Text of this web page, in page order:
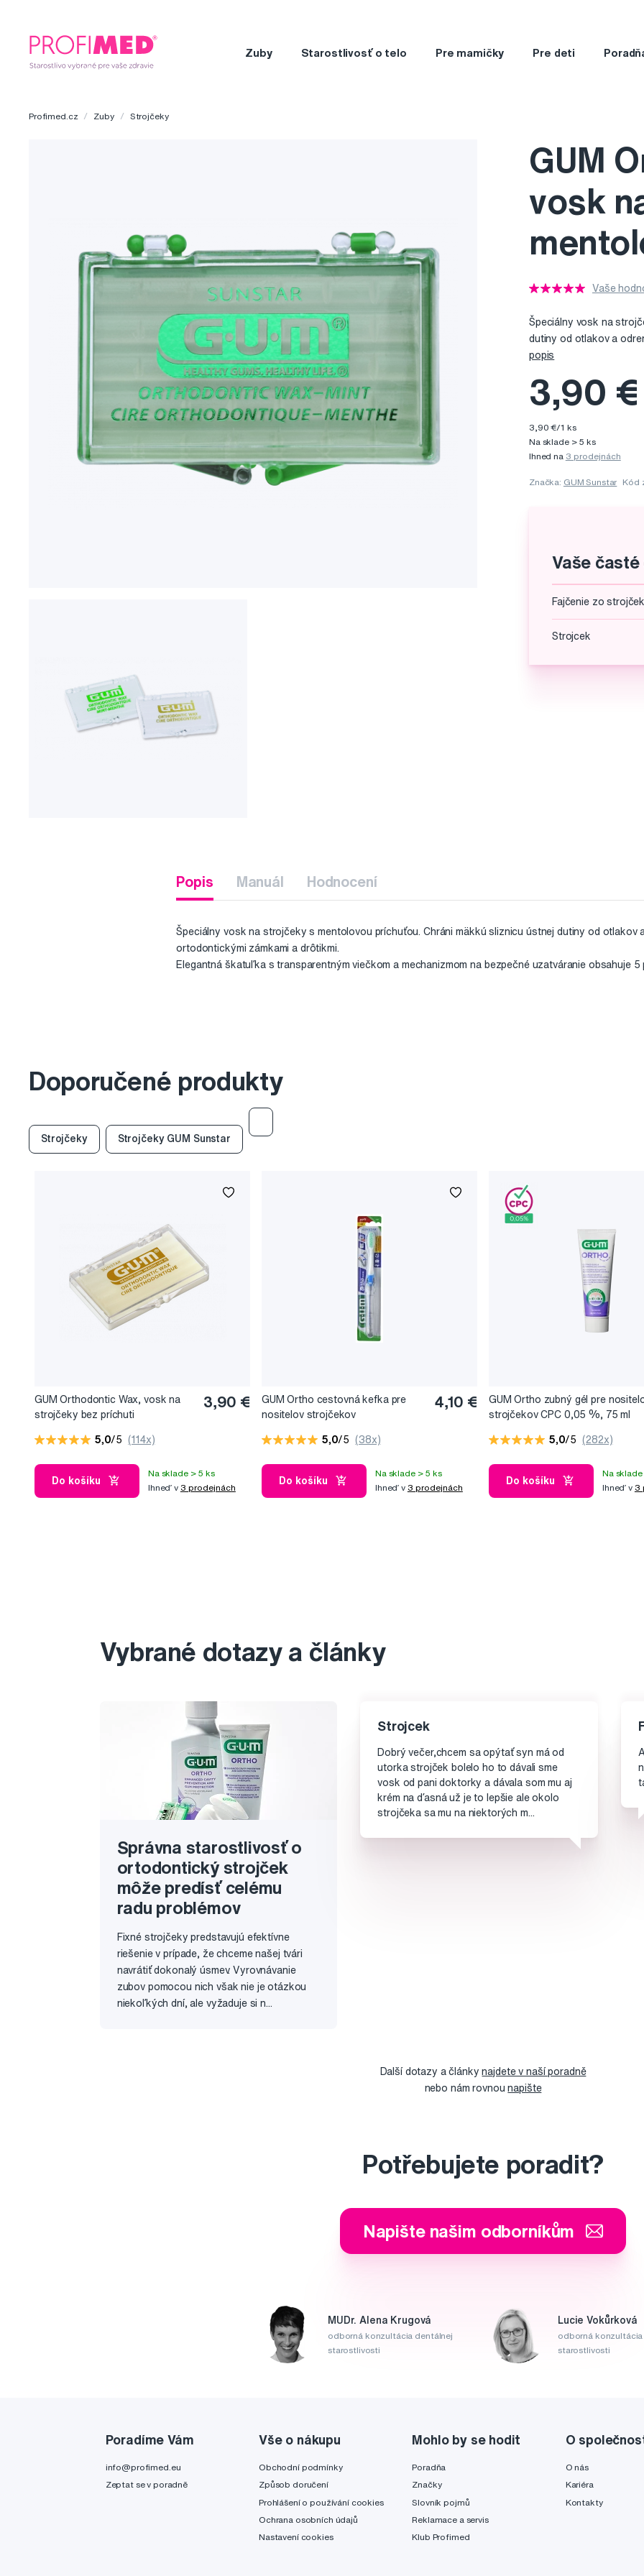
Zuby Starostlivosť o telo Pre mamičky Pre deti
Profimed.cz Zuby Strojčeky
GUM
vosk
Vaše
Špeciálny vosk na
dutiny od otlakov a
popis
3,90 €
3,90 €/1 ks
Na sklade > 5 ks
Ihned na 3 prodejnách
Značka: GUM Sunstar Kód
Vaše
Fajčenie zo
Strojcek
Popis Manuál Hodnocení
Špeciálny vosk na strojčeky s mentolovou príchuťou. Chráni mäkkú sliznicu ústnej dutiny od otlakov
ortodontickými zámkami a drôtikmi.
Elegantná škatuľka s transparentným viečkom a mechanizmom na bezpečné uzatváranie obsahuje 5
Doporučené produkty
Strojčeky Strojčeky GUM Sunstar
GUM Orthodontic Wax, vosk na
strojčeky bez príchuti
3,90 €
5,0/5 (114x)
Do košíku
Na sklade > 5 ks
Ihneď v 3 prodejnách
GUM Ortho cestovná kefka pre
nositelov strojčekov
4,10 €
5,0/5 (38x)
Do košíku
Na sklade > 5 ks
Ihneď v 3 prodejnách
GUM Ortho zubný gél pre
strojčekov CPC 0,05 %, 75 ml
5,0/5 (282x)
Do košíku
Na
Ihneď v 3
Vybrané dotazy a články
Správna starostlivosť o
ortodontický strojček
môže predísť celému
radu problémov
Fixné strojčeky predstavujú efektívne
riešenie v prípade, že chceme našej tvári
navrátiť dokonalý úsmev. Vyrovnávanie
zubov pomocou nich však nie je otázkou
niekoľkých dní, ale vyžaduje si n...
Strojcek
Dobrý večer,chcem sa opýtať syn má od
utorka strojček bolelo ho to dávali sme
vosk od pani doktorky a dávala som mu aj
krém na ďasná už je to lepšie ale okolo
strojčeka sa mu na niektorých m...
Další dotazy a článkynajdete v naší poradně
nebo nám rovnounapište
Potřebujete poradit?
Napište našim odborníkům
MUDr. Alena Krugová
odborná konzultácia dentálnej
starostlivosti
Lucie Vokůrková
odborná konzultácia
starostlivosti
Poradíme Vám
info@profimed.eu
Zeptat se v poradně
Vše o nákupu
Obchodní podmínky
Způsob doručení
Prohlášení o používání cookies
Ochrana osobních údajů
Nastavení cookies
Mohlo by se hodit
Poradňa
Značky
Slovník pojmů
Reklamace a servis
Klub Profimed
O
O nás
Kariéra
Kontakty